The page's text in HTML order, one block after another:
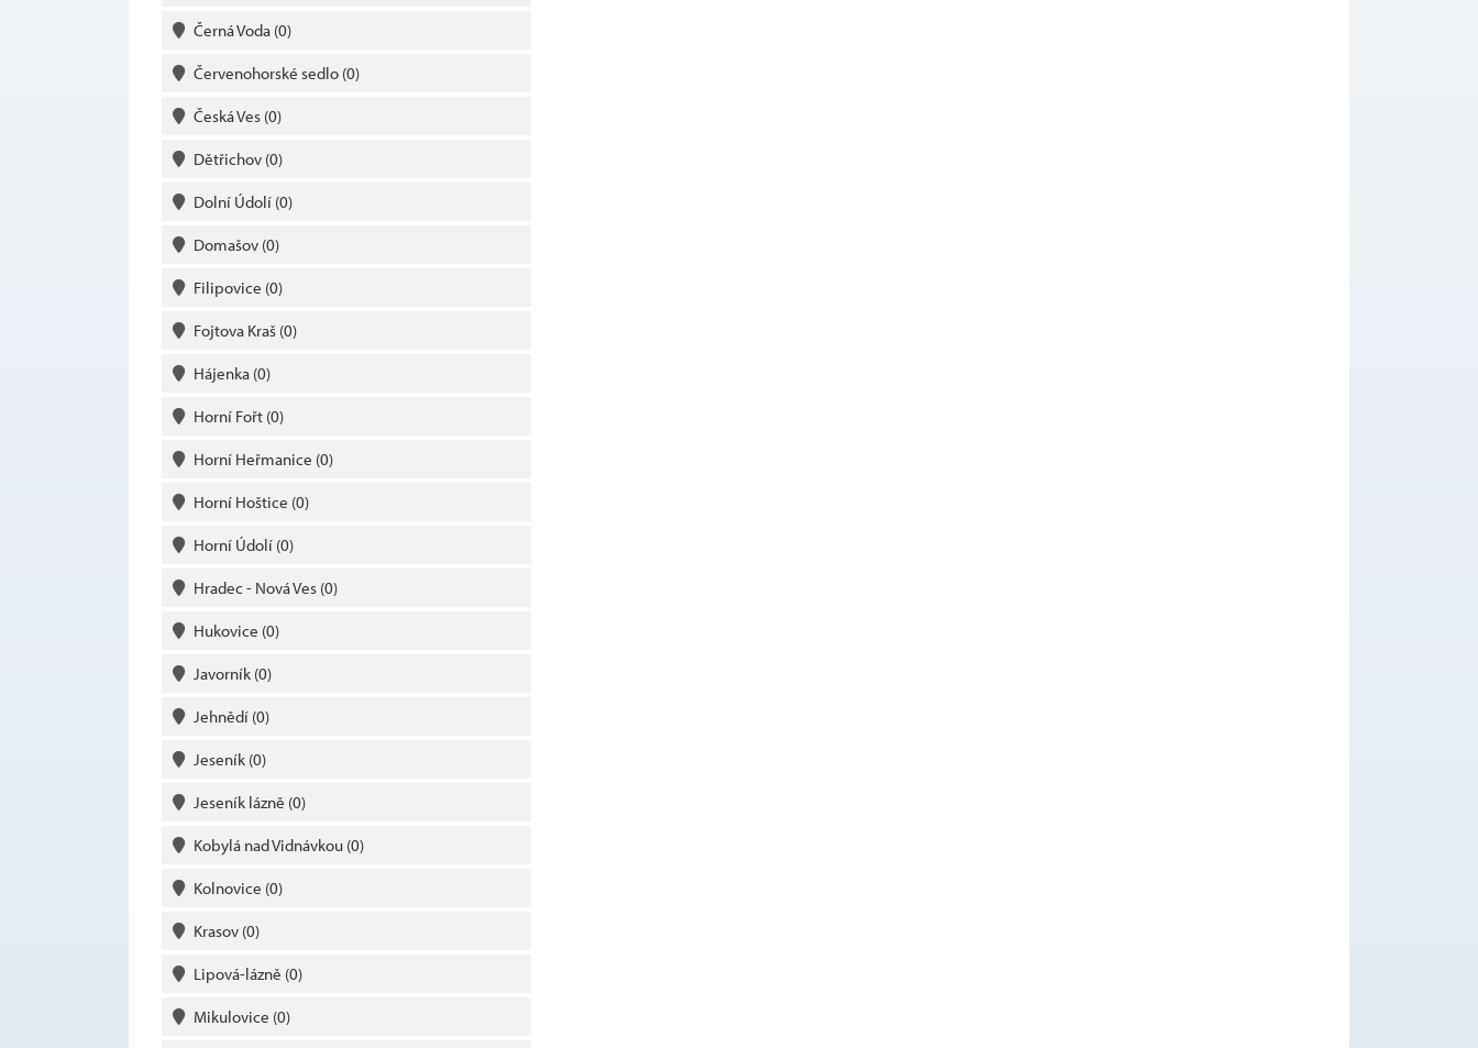
Černá Voda (0)
Červenohorské sedlo (0)
Česká Ves (0)
Dětřichov (0)
Dolní Údolí (0)
Domašov (0)
Filipovice (0)
Fojtova Kraš (0)
Hájenka (0)
Horní Fořt (0)
Horní Heřmanice (0)
Horní Hoštice (0)
Horní Údolí (0)
Hradec - Nová Ves (0)
Hukovice (0)
Javorník (0)
Jehnědí (0)
Jeseník (0)
Jeseník lázně (0)
Kobylá nad Vidnávkou (0)
Kolnovice (0)
Krasov (0)
Lipová-lázně (0)
Mikulovice (0)